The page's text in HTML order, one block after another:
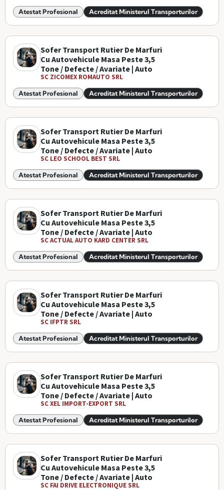
Atestat Profesional Acreditat Ministerul Transporturilor
Sofer Transport Rutier De Marfuri
Cu Autovehicule Masa Peste 3,5
Tone / Defecte / Avariate | Auto
SC ZICOMEX ROMAUTO SRL
Atestat Profesional Acreditat Ministerul Transporturilor
Sofer Transport Rutier De Marfuri
Cu Autovehicule Masa Peste 3,5
Tone / Defecte / Avariate | Auto
SC LEO SCHOOL BEST SRL
Atestat Profesional Acreditat Ministerul Transporturilor
Sofer Transport Rutier De Marfuri
Cu Autovehicule Masa Peste 3,5
Tone / Defecte / Avariate | Auto
SC ACTUAL AUTO KARD CENTER SRL
Atestat Profesional Acreditat Ministerul Transporturilor
Sofer Transport Rutier De Marfuri
Cu Autovehicule Masa Peste 3,5
Tone / Defecte / Avariate | Auto
SC IFPTR SRL
Atestat Profesional Acreditat Ministerul Transporturilor
Sofer Transport Rutier De Marfuri
Cu Autovehicule Masa Peste 3,5
Tone / Defecte / Avariate | Auto
SC XEL IMPORT-EXPORT SRL
Atestat Profesional Acreditat Ministerul Transporturilor
Sofer Transport Rutier De Marfuri
Cu Autovehicule Masa Peste 3,5
Tone / Defecte / Avariate | Auto
SC FAI DRIVE ELECTRONIQUE SRL